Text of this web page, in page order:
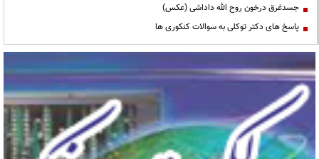
جسدغرق درخون روح الله داداشی (عکس)
پاسخ های دکتر توکلی به سوالات کنکوری ها